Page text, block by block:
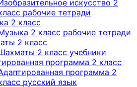
искусство 2
рабочие тетради
2 класс
2 класс рабочие тетради
2 класс
2 класс учебники
программа 2 класс
программа 2
русский язык